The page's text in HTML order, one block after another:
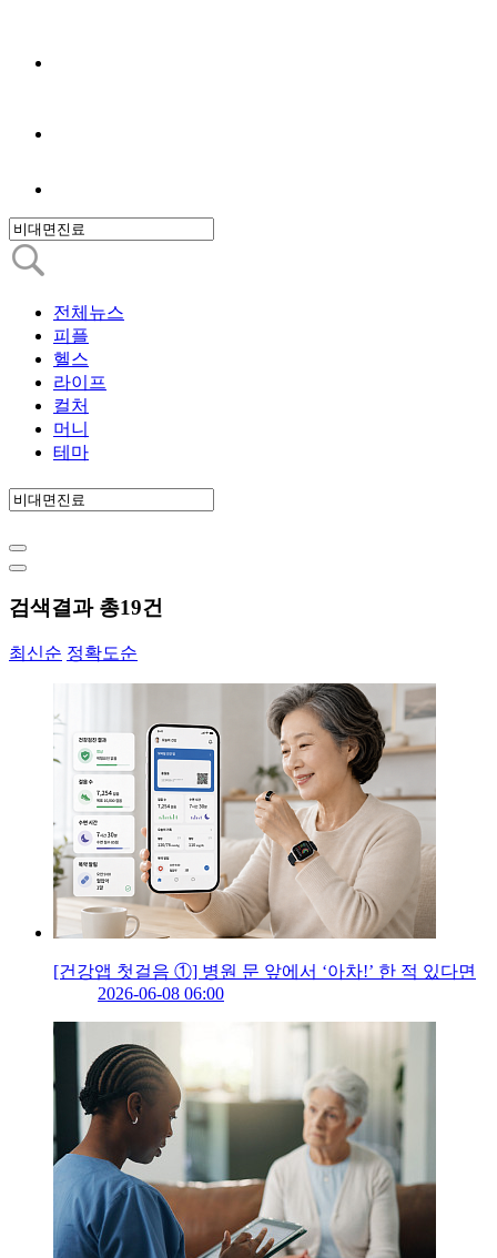
전체뉴스
피플
헬스
라이프
컬처
머니
테마
검색결과 총19건
최신순 정확도순
[건강앱 첫걸음 ①] 병원 문 앞에서 ‘아차!’ 한 적 있다면
2026-06-08 06:00